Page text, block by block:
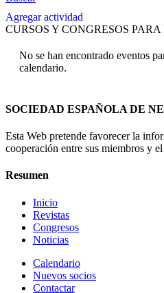
Agregar actividad
CURSOS Y CONGRESOS PARA
No se han encontrado eventos
calendario.
SOCIEDAD ESPAÑOLA DE
Esta Web pretende favorecer la
cooperación entre sus miembros y
Resumen
Inicio
Revistas
Congresos
Noticias
Calendario
Nuevos socios
Contactar